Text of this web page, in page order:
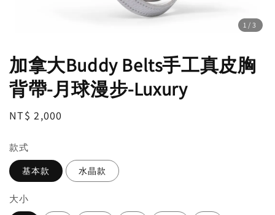
1 /3
加拿大Buddy Belts手工真皮胸
背帶-月球漫步-Luxury
Regular
NT$ 2,000
款式
基本款 水晶款
大小